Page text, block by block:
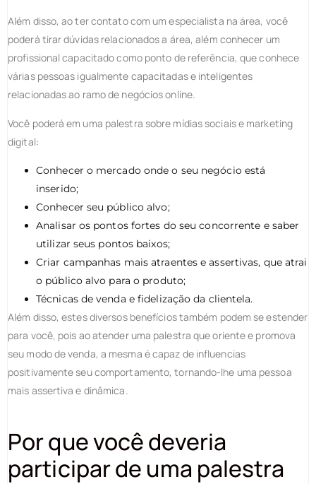
Além disso, ao ter contato com um especialista na área, você
poderá tirar dúvidas relacionados a área, além conhecer um
profissional capacitado como ponto de referência, que conhece
várias pessoas igualmente capacitadas e inteligentes
relacionadas ao ramo de negócios online.
Você poderá em uma palestra sobre mídias sociais e marketing
digital:
Conhecer o mercado onde o seu negócio está
inserido;
Conhecer seu público alvo;
Analisar os pontos fortes do seu concorrente e saber
utilizar seus pontos baixos;
Criar campanhas mais atraentes e assertivas, que atrai
o público alvo para o produto;
Técnicas de venda e fidelização da clientela.
Além disso, estes diversos benefícios também podem se estender
para você, pois ao atender uma palestra que oriente e promova
seu modo de venda, a mesma é capaz de influencias
positivamente seu comportamento, tornando-lhe uma pessoa
mais assertiva e dinâmica.
Por que você deveria
participar de uma palestra